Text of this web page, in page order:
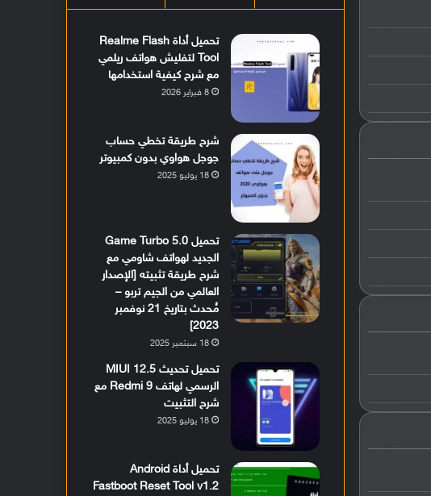
تحميل أداة Realme Flash
Tool لتفليش هواتف ريلمي
مع شرح كيفية استخدامها
8 فبراير 2026
شرح طريقة تخطي حساب
جوجل هواوي بدون كمبيوتر
18 يوليو 2025
تحميل Game Turbo 5.0
الجديد لهواتف شاومي مع
شرح طريقة تثبيته [الإصدار
العالمي من الجيم تربو –
مُحدث بتاريخ 21 نوفمبر
2023]
18 سبتمبر 2025
تحميل تحديث MIUI 12.5
الرسمي لهاتف Redmi 9 مع
شرح التثبيت
18 يوليو 2025
تحميل أداة Android
Fastboot Reset Tool v1.2